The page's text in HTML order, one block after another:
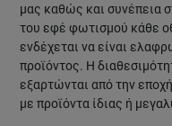
μας καθώς και συνέπεια
του εφέ φωτισμού κάθε
ενδέχεται να είναι
προϊόντος. Η
εξαρτώνται από την
με προϊόντα ίδιας ή